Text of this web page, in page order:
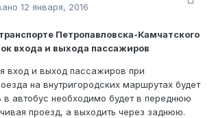
12 января, 2016
Петропавловска-Камчатского
входа и выхода пассажиров
вход и выход пассажиров при
на внутригородских маршрутах будет
в автобус необходимо будет в переднюю
проезд, а выходить через заднюю.